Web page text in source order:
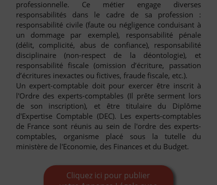
professionnelle. Ce métier engage diverses
responsabilités dans le cadre de sa profession :
responsabilité civile (faute ou négligence conduisant à
un dommage par exemple), responsabilité pénale
(délit, complicité, abus de confiance), responsabilité
disciplinaire (non-respect de la déontologie), et
responsabilité fiscale (omission d’écriture, passation
d’écritures inexactes ou fictives, fraude fiscale, etc.).
Un expert-comptable doit pour exercer être inscrit à
l'Ordre des experts-comptables (Il prête serment lors
de son inscription), et être titulaire du Diplôme
d'Expertise Comptable (DEC). Les experts-comptables
de France sont réunis au sein de l'ordre des experts-
comptables, organisme placé sous la tutelle du
ministère de l'Economie, des Finances et du Budget.
Cliquez ici pour publier